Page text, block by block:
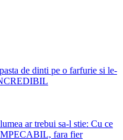
de dinti pe o farfurie si le-
ar trebui sa-l stie: Cu ce
fara fier